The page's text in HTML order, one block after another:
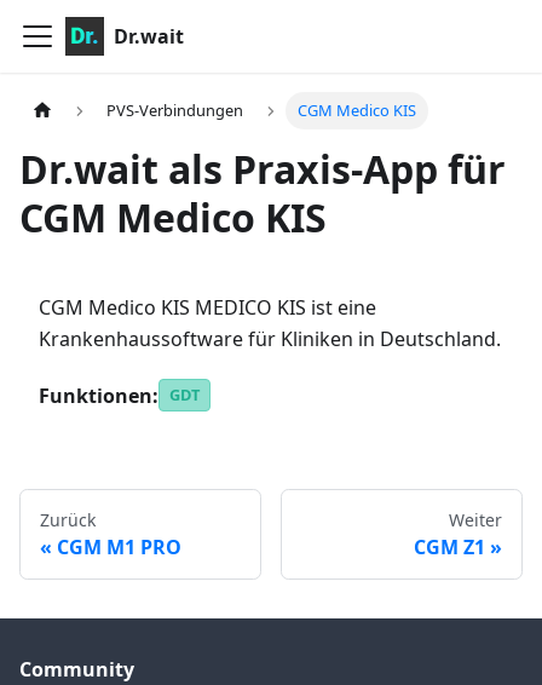
Dr.wait
PVS-Verbindungen CGM Medico KIS
Dr.wait als Praxis-App für
CGM Medico KIS
CGM Medico KIS MEDICO KIS ist eine
Krankenhaussoftware für Kliniken in Deutschland.
Funktionen: GDT
Zurück
CGM M1 PRO
Weiter
CGM Z1
Community